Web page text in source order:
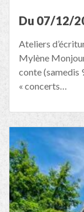
Du 07/12/
Ateliers
Mylène
conte (samedis
« concerts…